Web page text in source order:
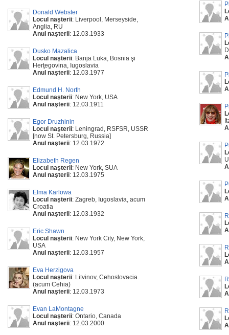
Donald Webster
Locul naşterii: Liverpool, Merseyside,
Anglia, RU
Anul naşterii: 12.03.1933
Dusko Mazalica
Locul naşterii: Banja Luka, Bosnia şi
Herţegovina, Iugoslavia
Anul naşterii: 12.03.1977
Edmund H. North
Locul naşterii: New York, USA
Anul naşterii: 12.03.1911
Egor Druzhinin
Locul naşterii: Leningrad, RSFSR, USSR
[now St. Petersburg, Russia]
Anul naşterii: 12.03.1972
Elizabeth Regen
Locul naşterii: New York, SUA
Anul naşterii: 12.03.1975
Elma Karlowa
Locul naşterii: Zagreb, Iugoslavia, acum
Croatia
Anul naşterii: 12.03.1932
Eric Shawn
Locul naşterii: New York City, New York,
USA
Anul naşterii: 12.03.1957
Eva Herzigova
Locul naşterii: Litvinov, Cehoslovacia.
(acum Cehia)
Anul naşterii: 12.03.1973
Evan LaMontagne
Locul naşterii: Ontario, Canada
Anul naşterii: 12.03.2000